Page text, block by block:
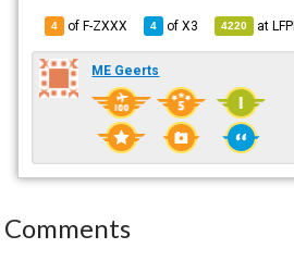
4 of F-ZXXX 4 ofX3 4220 at
ME Geerts
Comments